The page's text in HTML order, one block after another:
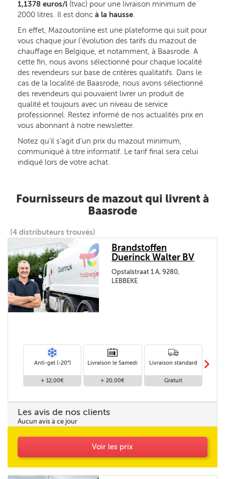
1,1378 euros/l (tvac) pour une livraison minimum de
2000 litres. Il est donc à la hausse.
En effet, Mazoutonline est une plateforme qui suit pour
vous chaque jour l’évolution des tarifs du mazout de
chauffage en Belgique, et notamment, à Baasrode. A
cette fin, nous avons sélectionné pour chaque localité
des revendeurs sur base de critères qualitatifs. Dans le
cas de la localité de Baasrode, nous avons sélectionné
des revendeurs qui pouvaient livrer un produit de
qualité et toujours avec un niveau de service
professionnel. Restez informé de nos actualités prix en
vous abonnant à notre newsletter.
Notez qu’il s’agit d’un prix du mazout minimum,
communiqué à titre informatif. Le tarif final sera celui
indiqué lors de votre achat.
Fournisseurs de mazout qui livrent à
Baasrode
(4 distributeurs trouvés)
Brandstoffen
Duerinck Walter BV
Opstalstraat 1 A, 9280,
LEBBEKE
Anti-gel (-20°)
+ 12,00€
Livraison le Samedi
+ 20,00€
Livraison standard
Gratuit
m
Les avis de nos clients
Aucun avis à ce jour
Voir les prix